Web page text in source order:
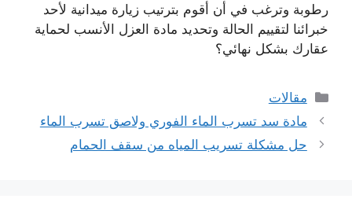
رطوبة وترغب في أن أقوم بترتيب زيارة ميدانية لأحد
خبرائنا لتقييم الحالة وتحديد مادة العزل الأنسب لحماية
عقارك بشكل نهائي؟
التصنيفات
مقالات
مادة سد تسرب الماء الفوري ولاصق تسرب الماء
حل مشكلة تسريب المياه من سقف الحمام